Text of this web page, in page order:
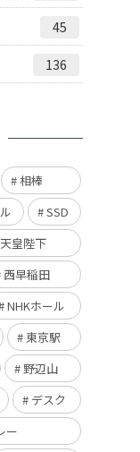
45
136
相棒
SSD
天皇陛下
西早稲田
NHKホール
東京駅
野辺山
デスク
ー